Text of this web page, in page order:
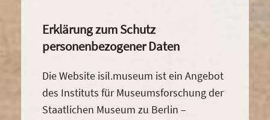
Erklärung zum Schutz
personenbezogener Daten
Die Website isil.museum ist ein Angebot
des Instituts für Museumsforschung der
Staatlichen Museum zu Berlin –